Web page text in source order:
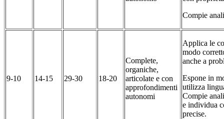
Compie
9-10 14-15 29-30 18-20
Complete,
organiche,
articolate e con
approfondimenti
autonomi
Applica le
modo
anche a
Espone in
utilizza
Compie
e individua
precise.